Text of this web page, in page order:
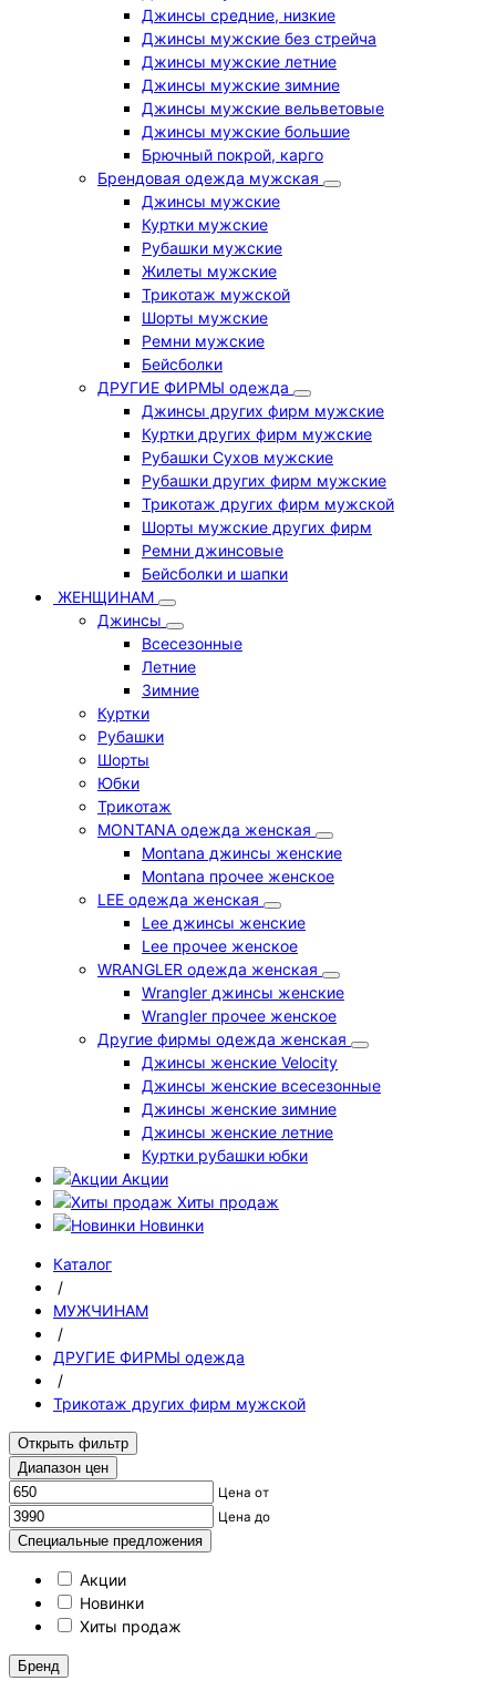
Джинсы средние, низкие
Джинсы мужские без стрейча
Джинсы мужские летние
Джинсы мужские зимние
Джинсы мужские вельветовые
Джинсы мужские большие
Брючный покрой, карго
Брендовая одежда мужская
Джинсы мужские
Куртки мужские
Рубашки мужские
Жилеты мужские
Трикотаж мужской
Шорты мужские
Ремни мужские
Бейсболки
ДРУГИЕ ФИРМЫ одежда
Джинсы других фирм мужские
Куртки других фирм мужские
Рубашки Сухов мужские
Рубашки других фирм мужские
Трикотаж других фирм мужской
Шорты мужские других фирм
Ремни джинсовые
Бейсболки и шапки
ЖЕНЩИНАМ
Джинсы
Всесезонные
Летние
Зимние
Куртки
Рубашки
Шорты
Юбки
Трикотаж
MONTANA одежда женская
Montana джинсы женские
Montana прочее женское
LEE одежда женская
Lee джинсы женские
Lee прочее женское
WRANGLER одежда женская
Wrangler джинсы женские
Wrangler прочее женское
Другие фирмы одежда женская
Джинсы женские Velocity
Джинсы женские всесезонные
Джинсы женские зимние
Джинсы женские летние
Куртки рубашки юбки
Акции
Хиты продаж
Новинки
Каталог
/
МУЖЧИНАМ
/
ДРУГИЕ ФИРМЫ одежда
/
Трикотаж других фирм мужской
Открыть фильтр
Диапазон цен
Цена от
Цена до
Специальные предложения
Акции
Новинки
Хиты продаж
Бренд